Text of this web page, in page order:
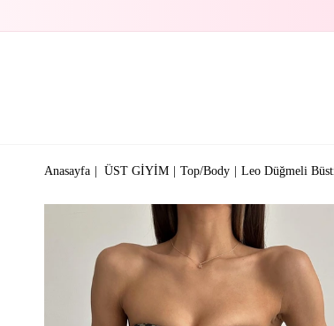
Anasayfa ÜST GİYİM Top/Body Leo Düğmeli